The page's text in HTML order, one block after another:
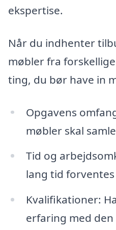
ekspertise.
Når du indhenter
møbler fra
ting, du bør have in
Opgavens
møbler skal
Tid og
lang tid
Kvalifikationer:
erfaring med